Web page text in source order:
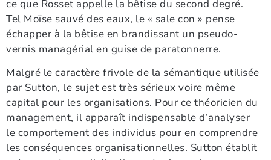
ce que Rosset appelle la bêtise du second degré.
Tel Moïse sauvé des eaux, le « sale con » pense
échapper à la bêtise en brandissant un pseudo-
vernis managérial en guise de paratonnerre.
Malgré le caractère frivole de la sémantique utilisée
par Sutton, le sujet est très sérieux voire même
capital pour les organisations. Pour ce théoricien du
management, il apparaît indispensable d’analyser
le comportement des individus pour en comprendre
les conséquences organisationnelles. Sutton établit